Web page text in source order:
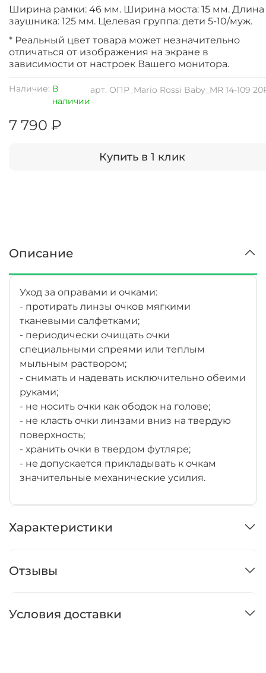
арт. ОПР_Mario Rossi Baby_MR 14-109
Наличие: В
наличии
7 790 ₽
Купить в 1 клик
Ширина рамки: 46 мм. Ширина моста: 15 мм. Длина
заушника: 125 мм. Целевая группа: дети 5-10/муж.
* Реальный цвет товара может незначительно
отличаться от изображения на экране в
зависимости от настроек Вашего монитора.
Описание
Уход за оправами и очками:
- протирать линзы очков мягкими
тканевыми салфетками;
- периодически очищать очки
специальными спреями или теплым
мыльным раствором;
- снимать и надевать исключительно обеими
руками;
- не носить очки как ободок на голове;
- не класть очки линзами вниз на твердую
поверхность;
- хранить очки в твердом футляре;
- не допускается прикладывать к очкам
значительные механические усилия.
Характеристики
Отзывы
Условия доставки